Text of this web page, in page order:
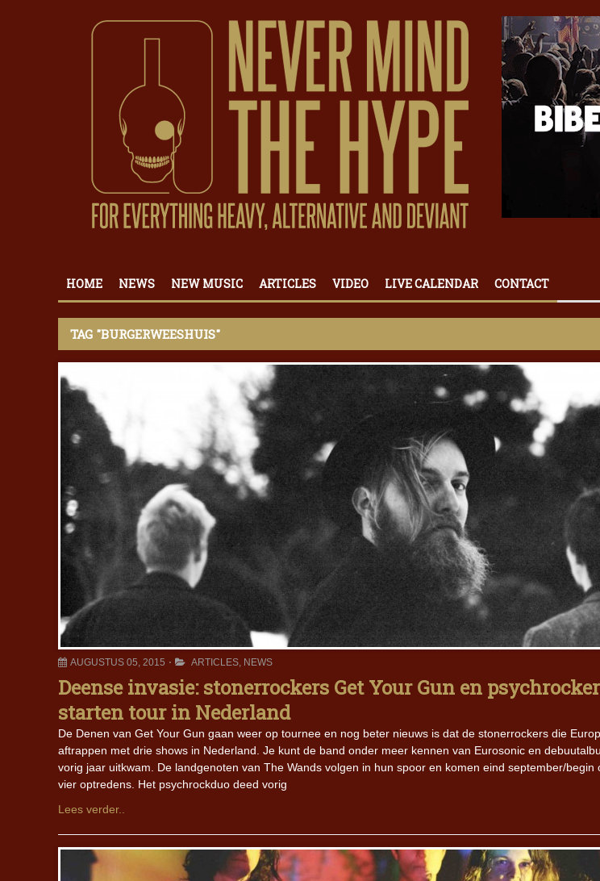
HOME NEWS NEW MUSIC ARTICLES VIDEO LIVE CALENDAR CONTACT
TAG "BURGERWEESHUIS"
AUGUSTUS 05, 2015 ARTICLES, NEWS
Deense invasie: stonerrockers Get Your Gun en
starten tour in Nederland
De Denen van Get Your Gun gaan weer op tournee en nog beter nieuws is dat de stonerrockers die
aftrappen met drie shows in Nederland. Je kunt de band onder meer kennen van Eurosonic en
vorig jaar uitkwam. De landgenoten van The Wands volgen in hun spoor en komen eind september/
vier optredens. Het psychrockduo deed vorig
Lees verder..